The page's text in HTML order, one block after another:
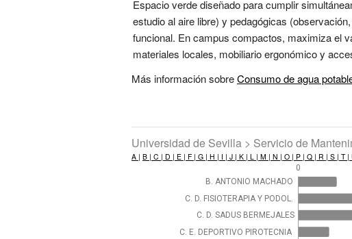
Espacio verde diseñado para cumplir
estudio al aire libre) y pedagógicas
funcional. En campus compactos, maximiza el
materiales locales, mobiliario ergonómico y
Más información sobreConsumo de agua
Universidad de Sevilla > Servicio de
A | B | C | D | E | F | G | H | I | J | K | L | M | N | O | P | Q | R | S | T |
0
B. ANTONIO MACHADO
C. D. FISIOTERAPIA Y PODOL.
C. D. SADUS BERMEJALES
C. E. DEPORTIVO PIROTECNIA